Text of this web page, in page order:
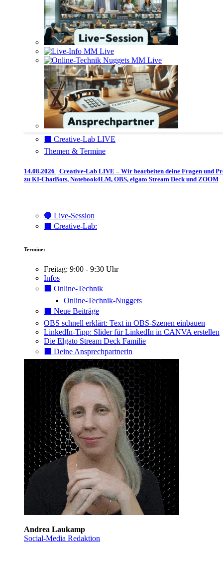
⬛️ Creative-Lab LIVE
Themen & Termine
14.08.2026 | Creative-Lab LIVE – Wir bearbeiten deine Fragen und
zu KI-ChatBots, Notebook4LM, OBS, elgato Stream Deck und ZOOM
🔴 Live-Session
⬛️ Creative-Lab:
Termine:
Freitag: 9:00 - 9:30 Uhr
Infos
⬛️ Online-Technik
Online-Technik-Nuggets
⬛️ Neue Beiträge
OBS schnell erklärt: Text in OBS-Szenen einbauen
LinkedIn-Tipp: Slider für LinkedIn in CANVA erstellen
Die Elgato Stream Deck Familie
⬛️ Deine Ansprechpartnerin
Andrea Laukamp
Social-Media Redaktion